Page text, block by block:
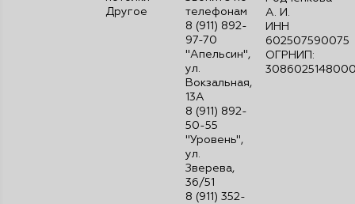
Другое
телефонам
8 (911) 892-
97-70
"Апельсин",
ул.
Вокзальная,
13А
8 (911) 892-
50-55
"Уровень",
ул.
Зверева,
36/51
8 (911) 352-
А. И.
ИНН
602507590075
ОГРНИП: